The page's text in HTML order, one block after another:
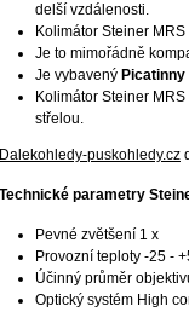
delší vzdálenosti.
Kolimátor Steiner
Je to mimořádně
Je vybavený Picatinny
Kolimátor Steiner
střelou.
Dalekohledy-puskohledy.cz
Technické parametry
Pevné zvětšení 1 x
Provozní teploty -25 -
Účinný průměr
Optický systém High